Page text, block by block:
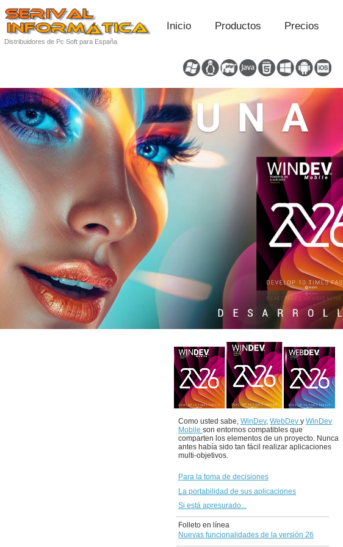
Distribuidores de Pc Soft para España
Como usted sabe, WinDev, WebDev y WinDev
Mobile son entornos compatibles que
comparten los elementos de un proyecto. Nunca
antes había sido tan fácil realizar aplicaciones
multi-objetivos.
Para la toma de decisiones
La portabilidad de sus aplicaciones
Si está apresurado...
Folleto en línea
Nuevas funcionalidades de la versión 26
Inicio Productos Precios